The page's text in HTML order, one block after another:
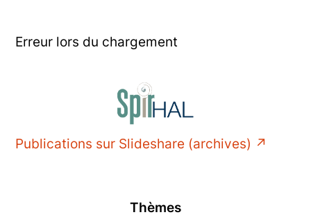
Erreur lors du chargement
Publications sur Slideshare (archives)
Thèmes